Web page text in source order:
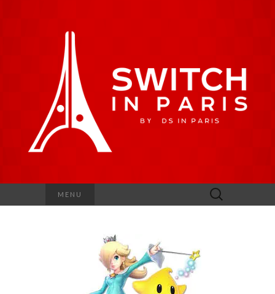
MENU Rechercher :